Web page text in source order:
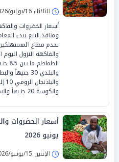
الثلاثاء 16/يونيو/2026 - 08:00 ص
أسعار الخضروات
ومنافذ البيع ببدء
تخدم قطاع
والكوسة 20 جنيهاً والبطيخ من 10 إلى 75 جنيهاً وال
يونيو 2026
الإثنين 15/يونيو/2026 - 08:00 ص